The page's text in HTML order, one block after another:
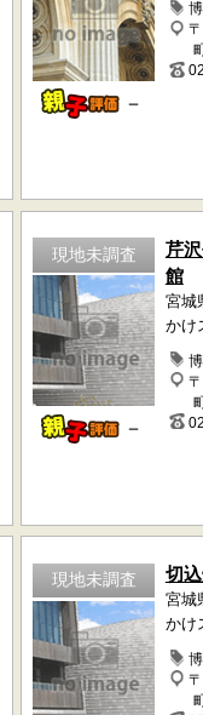
－
現地未調査
－
芹
館
宮城
かけ
現地未調査 切
宮城
かけ